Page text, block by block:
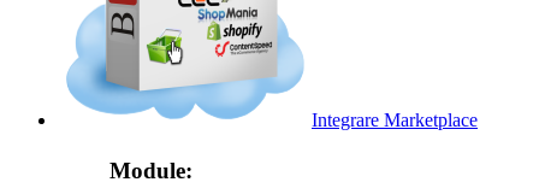
Integrare Marketplace
Module: